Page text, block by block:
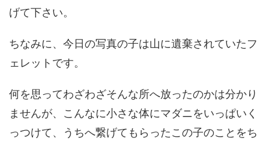
げて下さい。
ちなみに、今日の写真の子は山に遺棄されていたフ
ェレットです。
何を思ってわざわざそんな所へ放ったのかは分かり
ませんが、こんなに小さな体にマダニをいっぱいく
っつけて、うちへ繋げてもらったこの子のことをち